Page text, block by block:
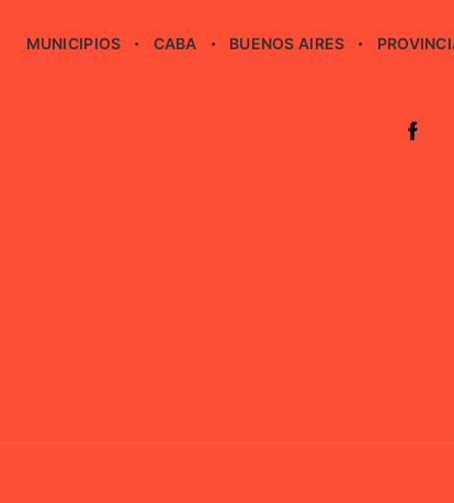
MUNICIPIOS CABA BUENOS AIRES